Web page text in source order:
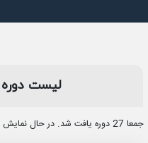
لیست دوره‎ های
جمعا 27 دوره یافت شد. در حال نمایش دوره ی 1 تا 10